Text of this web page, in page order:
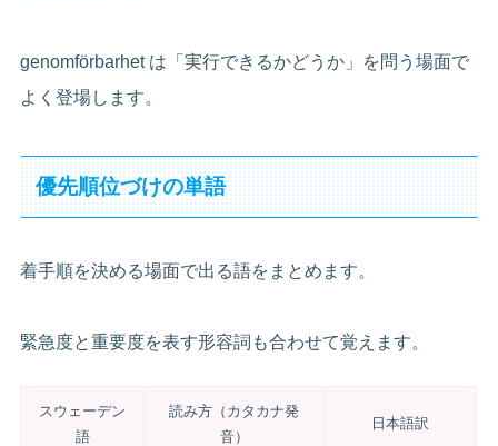
genomförbarhet は「実行できるかどうか」を問う場面で
よく登場します。
優先順位づけの単語
着手順を決める場面で出る語をまとめます。
緊急度と重要度を表す形容詞も合わせて覚えます。
スウェーデン
語
読み方（カタカナ発
音）
日本語訳